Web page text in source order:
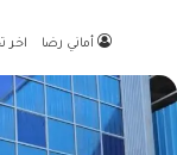
أماني رضا اخر